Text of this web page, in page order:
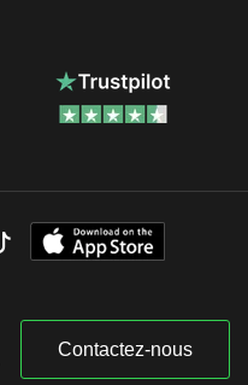
Contactez-nous